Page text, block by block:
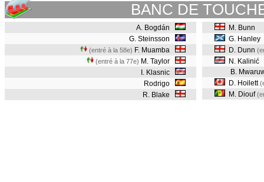
BANC DE
A. Bogdán
G. Steinsson
(entré à la 58e) F. Muamba
(entré à la 77e) M. Taylor
I. Klasnic
Rodrigo
R. Blake
M. Bunn
G. Hanley
D. Dunn
N. Kalinić
B.
D. Hoilett
M. Diouf